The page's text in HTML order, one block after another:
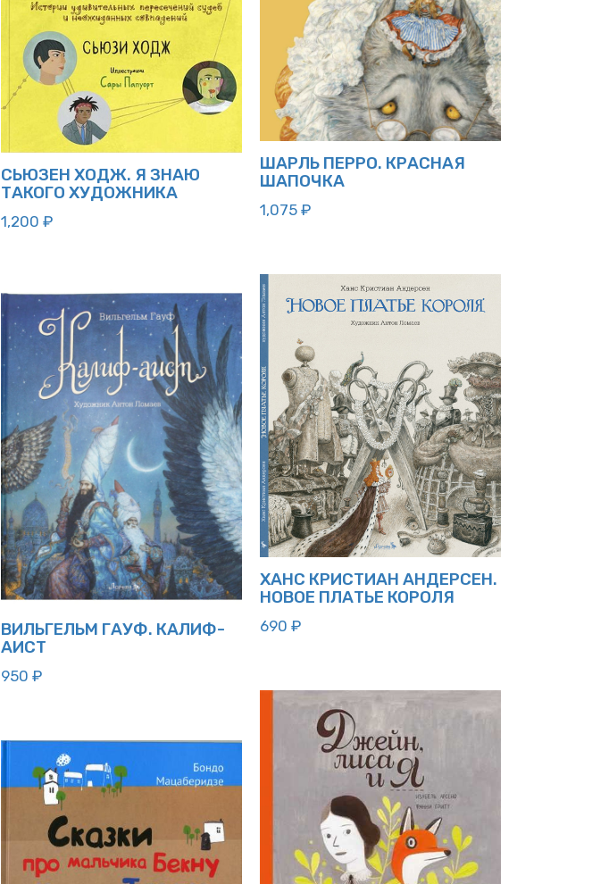
СЬЮЗЕН ХОДЖ. Я ЗНАЮ
ТАКОГО ХУДОЖНИКА
1,200 ₽
ШАРЛЬ ПЕРРО. КРАСНАЯ
ШАПОЧКА
1,075 ₽
ХАНС КРИСТИАН АНДЕРСЕН.
НОВОЕ ПЛАТЬЕ КОРОЛЯ
690 ₽
ВИЛЬГЕЛЬМ ГАУФ. КАЛИФ-
АИСТ
950 ₽